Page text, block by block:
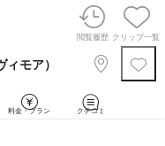
閲覧履歴 クリップ一覧
モア）
料金・プラン クチコミ